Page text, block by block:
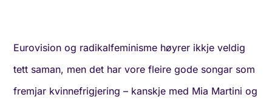
Eurovision og radikalfeminisme høyrer ikkje veldig
tett saman, men det har vore fleire gode songar som
fremjar kvinnefrigjering – kanskje med Mia Martini og